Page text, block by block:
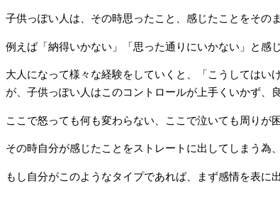
子供っぽい人は、その時思ったこと、感じたことをその
例えば「納得いかない」「思った通りにいかない」と感
大人になって様々な経験をしていくと、「こうしてはい
が、子供っぽい人はこのコントロールが上手くいかず、
ここで怒っても何も変わらない、ここで泣いても周りが
その時自分が感じたことをストレートに出してしまう為
もし自分がこのようなタイプであれば、まず感情を表に